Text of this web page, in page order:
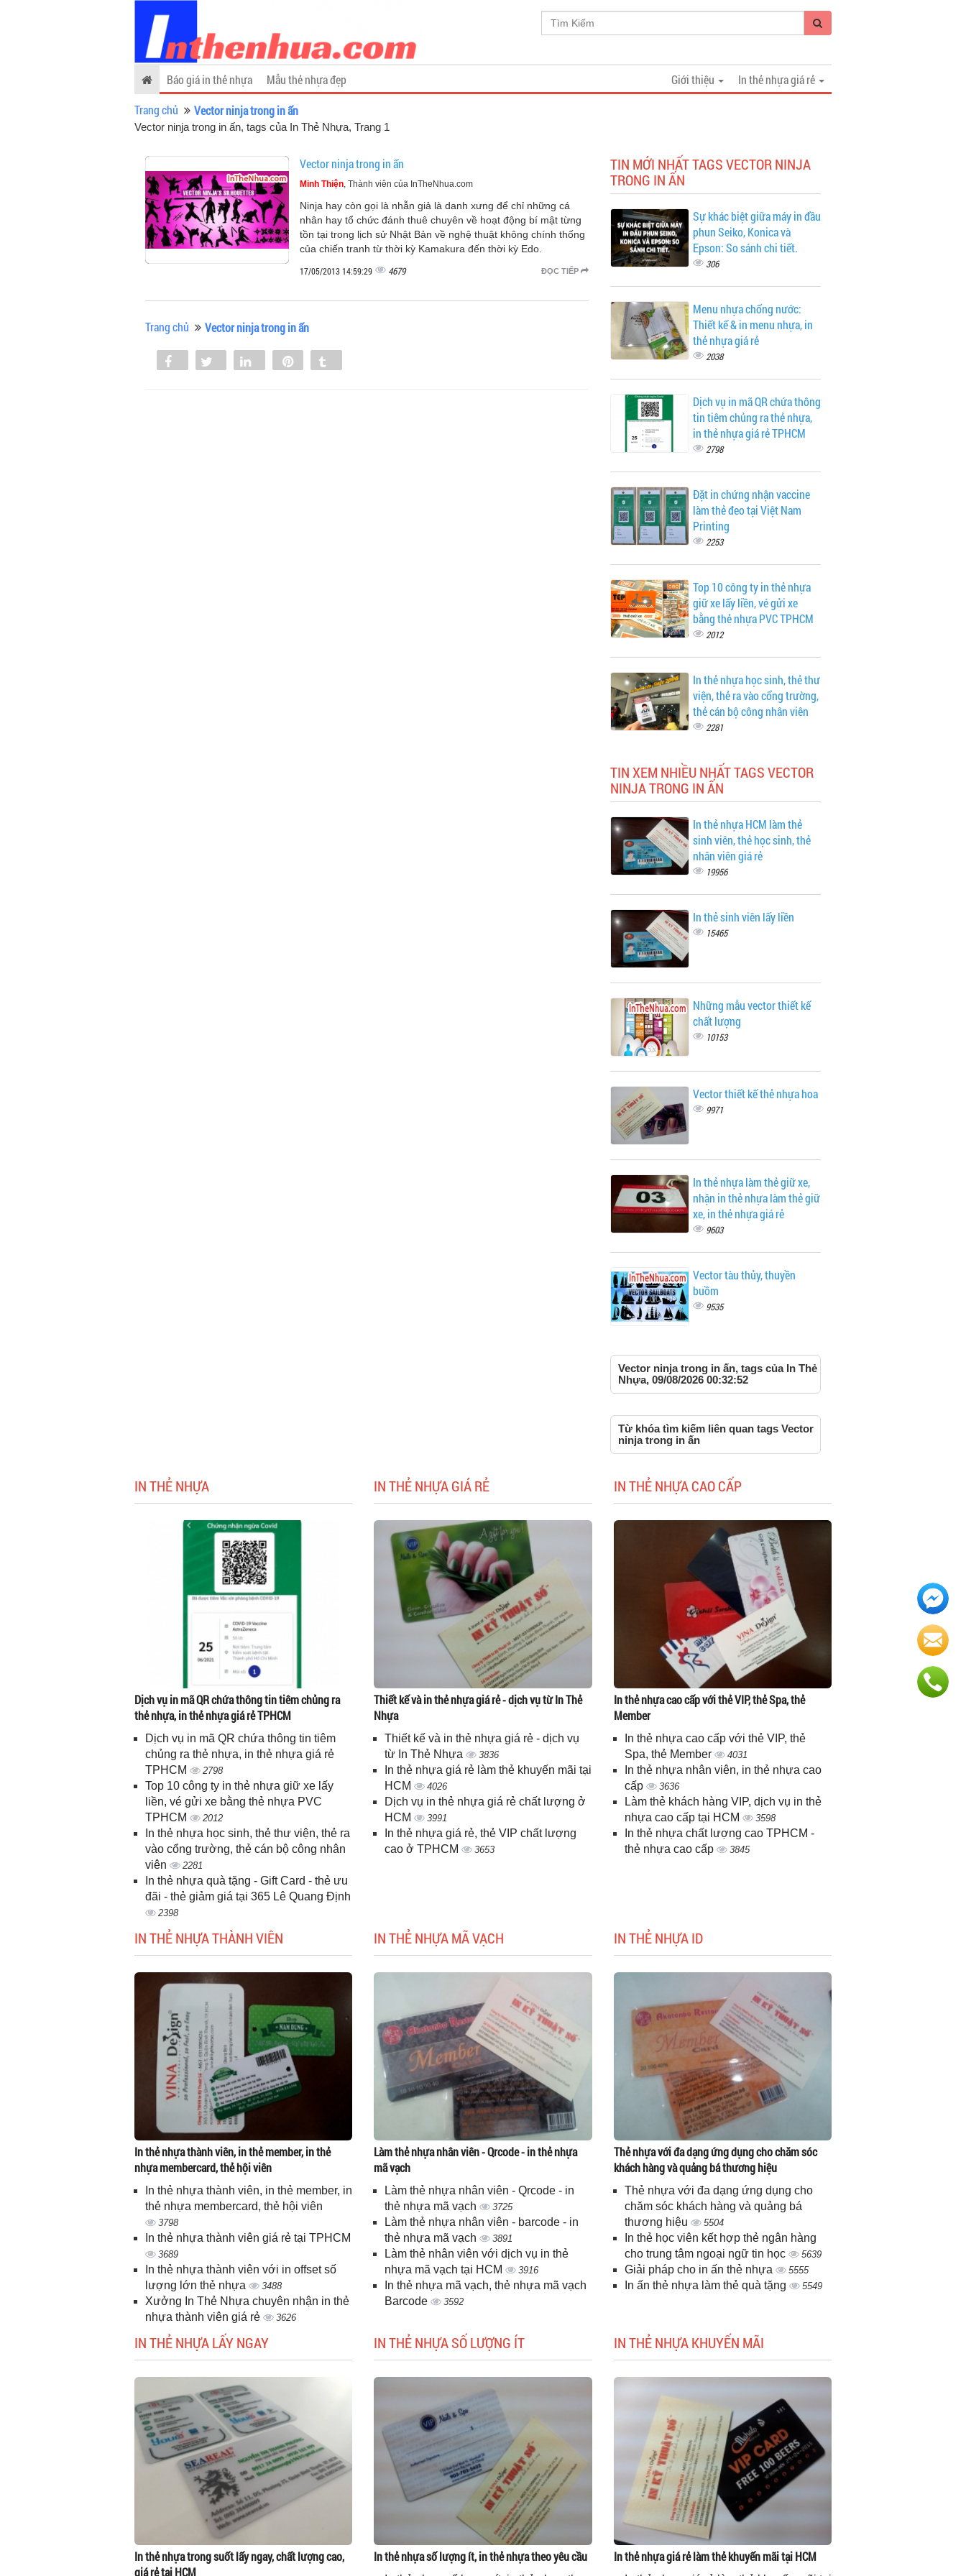
In thẻ nhựa giá rẻ
Báo giá in thẻ nhựa Mẫu thẻ nhựa đẹp
Giới thiệu
Trang chủ
Vector ninja trong in ấn
Vector ninja trong in ấn, tags của In Thẻ Nhựa, Trang 1
Vector ninja trong in ấn
Minh Thiện, Thành viên của InTheNhua.com
Ninja hay còn gọi là nhẫn giả là danh xưng để chỉ những cá
nhân hay tổ chức đánh thuê chuyên về hoạt động bí mật từng
tồn tại trong lịch sử Nhật Bản về nghệ thuật không chính thống
của chiến tranh từ thời kỳ Kamakura đến thời kỳ Edo.
ĐỌC TIẾP
17/05/2013 14:59:29 4679
Trang chủ Vector ninja trong in ấn
Share Tweet Share
TIN MỚI NHẤT TAGS VECTOR NINJA
TRONG IN ẤN
Sự khác biệt giữa máy in đầu
phun Seiko, Konica và
Epson: So sánh chi tiết.
306
Menu nhựa chống nước:
Thiết kế & in menu nhựa, in
thẻ nhựa giá rẻ
2038
Dịch vụ in mã QR chứa thông
tin tiêm chủng ra thẻ nhựa,
in thẻ nhựa giá rẻ TPHCM
2798
Đặt in chứng nhận vaccine
làm thẻ đeo tại Việt Nam
Printing
2253
Top 10 công ty in thẻ nhựa
giữ xe lấy liền, vé gửi xe
bằng thẻ nhựa PVC TPHCM
2012
In thẻ nhựa học sinh, thẻ thư
viện, thẻ ra vào cổng trường,
thẻ cán bộ công nhân viên
2281
TIN XEM NHIỀU NHẤT TAGS VECTOR
NINJA TRONG IN ẤN
In thẻ nhựa HCM làm thẻ
sinh viên, thẻ học sinh, thẻ
nhân viên giá rẻ
19956
In thẻ sinh viên lấy liền
15465
Những mẫu vector thiết kế
chất lượng
10153
Vector thiết kế thẻ nhựa hoa
9971
In thẻ nhựa làm thẻ giữ xe,
nhận in thẻ nhựa làm thẻ giữ
xe, in thẻ nhựa giá rẻ
9603
Vector tàu thủy, thuyền
buồm
9535
Vector ninja trong in ấn, tags của In Thẻ
Nhựa, 09/08/2026 00:32:52
Từ khóa tìm kiếm liên quan tags Vector
ninja trong in ấn
IN THẺ NHỰA
Dịch vụ in mã QR chứa thông tin tiêm chủng ra
thẻ nhựa, in thẻ nhựa giá rẻ TPHCM
Dịch vụ in mã QR chứa thông tin tiêm
chủng ra thẻ nhựa, in thẻ nhựa giá rẻ
TPHCM
2798
Top 10 công ty in thẻ nhựa giữ xe lấy
liền, vé gửi xe bằng thẻ nhựa PVC
TPHCM
2012
In thẻ nhựa học sinh, thẻ thư viện, thẻ ra
vào cổng trường, thẻ cán bộ công nhân
viên
2281
In thẻ nhựa quà tặng - Gift Card - thẻ ưu
đãi - thẻ giảm giá tại 365 Lê Quang Định
2398
IN THẺ NHỰA GIÁ RẺ
Thiết kế và in thẻ nhựa giá rẻ - dịch vụ từ In Thẻ
Nhựa
Thiết kế và in thẻ nhựa giá rẻ - dịch vụ
từ In Thẻ Nhựa
3836
In thẻ nhựa giá rẻ làm thẻ khuyến mãi tại
HCM
4026
Dịch vụ in thẻ nhựa giá rẻ chất lượng ở
HCM
3991
In thẻ nhựa giá rẻ, thẻ VIP chất lượng
cao ở TPHCM
3653
IN THẺ NHỰA CAO CẤP
In thẻ nhựa cao cấp với thẻ VIP, thẻ Spa, thẻ
Member
In thẻ nhựa cao cấp với thẻ VIP, thẻ
Spa, thẻ Member
4031
In thẻ nhựa nhân viên, in thẻ nhựa cao
cấp
3636
Làm thẻ khách hàng VIP, dịch vụ in thẻ
nhựa cao cấp tại HCM
3598
In thẻ nhựa chất lượng cao TPHCM -
thẻ nhựa cao cấp
3845
IN THẺ NHỰA THÀNH VIÊN
In thẻ nhựa thành viên, in thẻ member, in thẻ
nhựa membercard, thẻ hội viên
In thẻ nhựa thành viên, in thẻ member, in
thẻ nhựa membercard, thẻ hội viên
3798
In thẻ nhựa thành viên giá rẻ tại TPHCM
3689
In thẻ nhựa thành viên với in offset số
lượng lớn thẻ nhựa
3488
Xưởng In Thẻ Nhựa chuyên nhận in thẻ
nhựa thành viên giá rẻ
3626
IN THẺ NHỰA MÃ VẠCH
Làm thẻ nhựa nhân viên - Qrcode - in thẻ nhựa
mã vạch
Làm thẻ nhựa nhân viên - Qrcode - in
thẻ nhựa mã vạch
3725
Làm thẻ nhựa nhân viên - barcode - in
thẻ nhựa mã vạch
3891
Làm thẻ nhân viên với dịch vụ in thẻ
nhựa mã vạch tại HCM
3916
In thẻ nhựa mã vạch, thẻ nhựa mã vạch
Barcode
3592
IN THẺ NHỰA ID
Thẻ nhựa với đa dạng ứng dụng cho chăm sóc
khách hàng và quảng bá thương hiệu
Thẻ nhựa với đa dạng ứng dụng cho
chăm sóc khách hàng và quảng bá
thương hiệu
5504
In thẻ học viên kết hợp thẻ ngân hàng
cho trung tâm ngoại ngữ tin học
5639
Giải pháp cho in ấn thẻ nhựa 5555
In ấn thẻ nhựa làm thẻ quà tặng 5549
IN THẺ NHỰA LẤY NGAY
In thẻ nhựa trong suốt lấy ngay, chất lượng cao,
giá rẻ tại HCM
IN THẺ NHỰA SỐ LƯỢNG ÍT
In thẻ nhựa số lượng ít, in thẻ nhựa theo yêu cầu
IN THẺ NHỰA KHUYẾN MÃI
In thẻ nhựa giá rẻ làm thẻ khuyến mãi tại HCM